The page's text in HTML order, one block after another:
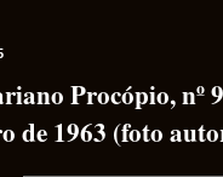
Procópio, nº
de 1963 (foto